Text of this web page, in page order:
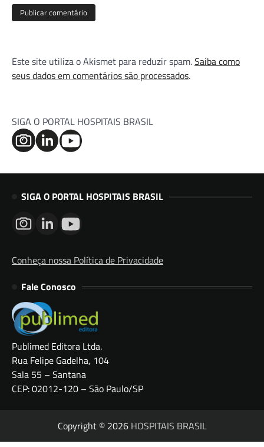
Este site utiliza o Akismet para reduzir spam.Saiba como
seus dados em comentários são processados.
SIGA O PORTAL HOSPITAIS BRASIL
SIGA O PORTAL HOSPITAIS BRASIL
Conheça nossa Política de Privacidade
Fale Conosco
Publimed Editora Ltda.
Rua Felipe Gadelha, 104
Sala 55 – Santana
CEP: 02012-120 – São Paulo/SP
Copyright © 2026 HOSPITAIS BRASIL